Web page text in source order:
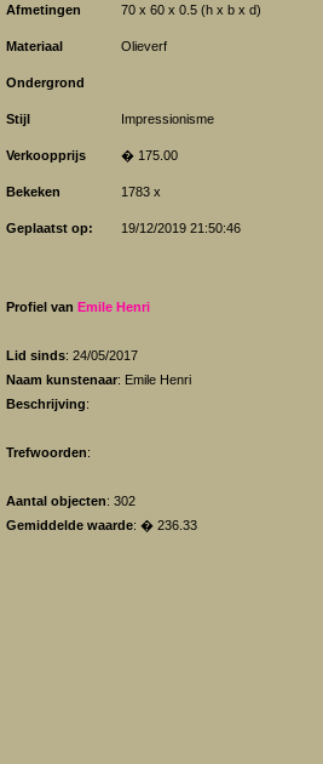
Afmetingen 70 x 60 x 0.5 (h x b x d)
Materiaal Olieverf
Ondergrond
Stijl Impressionisme
Verkoopprijs � 175.00
Bekeken 1783 x
Geplaatst op: 19/12/2019 21:50:46
Profiel van Emile Henri
Lid sinds: 24/05/2017
Naam kunstenaar: Emile Henri
Beschrijving:
Trefwoorden:
Aantal objecten: 302
Gemiddelde waarde: � 236.33